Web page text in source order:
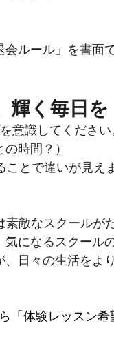
ルール」を書面
輝く毎日を
意識してください
時間？）
ことで違いが見え
敵なスクールが
になるスクール
日々の生活をよ
「体験レッスン